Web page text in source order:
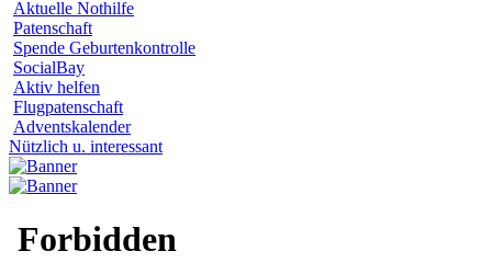
Aktuelle Nothilfe
Patenschaft
Spende Geburtenkontrolle
SocialBay
Aktiv helfen
Flugpatenschaft
Adventskalender
Nützlich u. interessant